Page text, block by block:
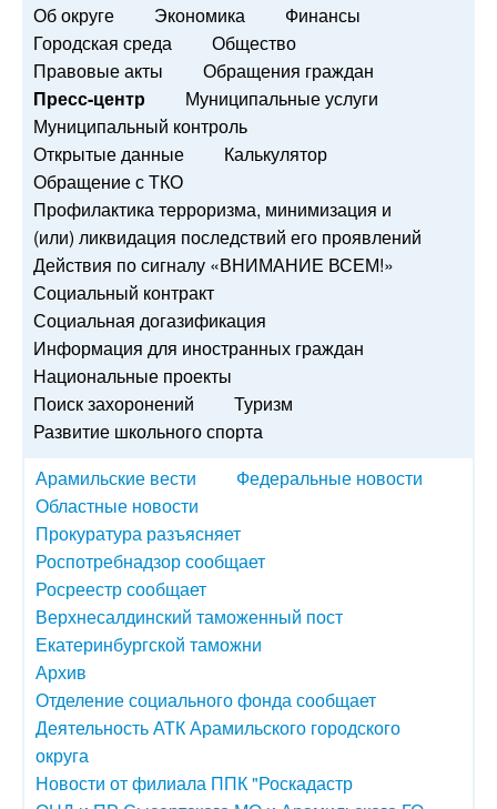
Об округе Экономика
Финансы
Городская среда
Общество
Правовые акты
Обращения граждан
Пресс-центр
Муниципальные услуги
Муниципальный контроль
Открытые данные
Калькулятор
Обращение с ТКО
Профилактика терроризма, минимизация и
(или) ликвидация последствий его проявлений
Действия по сигналу «ВНИМАНИЕ ВСЕМ!»
Социальный контракт
Социальная догазификация
Информация для иностранных граждан
Национальные проекты
Поиск захоронений
Туризм
Развитие школьного спорта
Арамильские вести
Федеральные новости
Областные новости
Прокуратура разъясняет
Роспотребнадзор сообщает
Росреестр сообщает
Верхнесалдинский таможенный пост
Екатеринбургской таможни
Архив
Отделение социального фонда сообщает
Деятельность АТК Арамильского городского
округа
Новости от филиала ППК "Роскадастр